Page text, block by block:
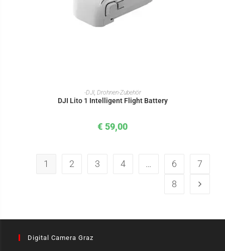
IN DEN WARENKORB
-DJI, Drohnen-Zubehör
DJI Lito 1 Intelligent Flight Battery
€ 59,00
1 2 3 4 … 6
7
8
Digital Camera Graz